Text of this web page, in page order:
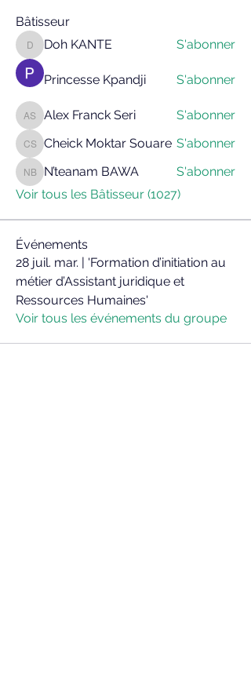
Bâtisseur
Doh KANTE
Doh KANTE S'abonner
Princesse Kpandji S'abonner
Alex Franck Seri
Alex Franck Seri S'abonner
Cheick Moktar Souare
Cheick Moktar Souare S'abonner
N’teanam BAWA
N’teanam BAWA
S'abonner
Voir tous les Bâtisseur (1027)
Événements
28 juil. mar. | 'Formation d’initiation au
métier d’Assistant juridique et
Ressources Humaines'
Voir tous les événements du groupe